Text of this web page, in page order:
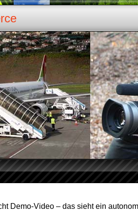
Demo-Video – das sieht ein